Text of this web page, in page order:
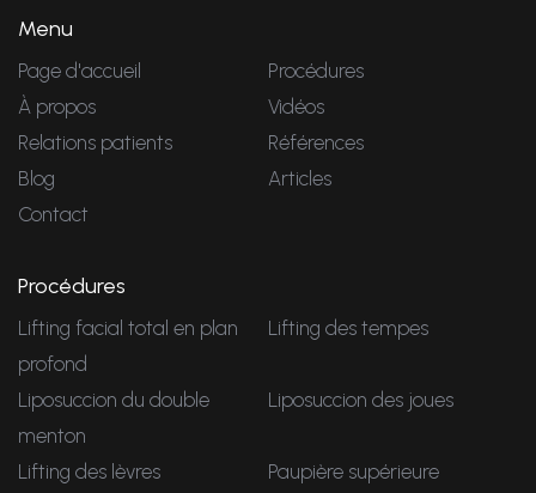
Menu
Page d'accueil
Procédures
À propos
Vidéos
Relations patients
Références
Blog
Articles
Contact
Procédures
Lifting facial total en plan
profond
Lifting des tempes
Liposuccion du double
menton
Liposuccion des joues
Lifting des lèvres
Paupière supérieure